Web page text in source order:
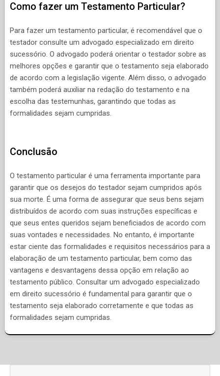
Como fazer um Testamento Particular?
Para fazer um testamento particular, é recomendável que o
testador consulte um advogado especializado em direito
sucessório. O advogado poderá orientar o testador sobre as
melhores opções e garantir que o testamento seja elaborado
de acordo com a legislação vigente. Além disso, o advogado
também poderá auxiliar na redação do testamento e na
escolha das testemunhas, garantindo que todas as
formalidades sejam cumpridas.
Conclusão
O testamento particular é uma ferramenta importante para
garantir que os desejos do testador sejam cumpridos após
sua morte. É uma forma de assegurar que seus bens sejam
distribuídos de acordo com suas instruções específicas e
que seus entes queridos sejam beneficiados de acordo com
suas vontades e necessidades. No entanto, é importante
estar ciente das formalidades e requisitos necessários para a
elaboração de um testamento particular, bem como das
vantagens e desvantagens dessa opção em relação ao
testamento público. Consultar um advogado especializado
em direito sucessório é fundamental para garantir que o
testamento seja elaborado corretamente e que todas as
formalidades sejam cumpridas.